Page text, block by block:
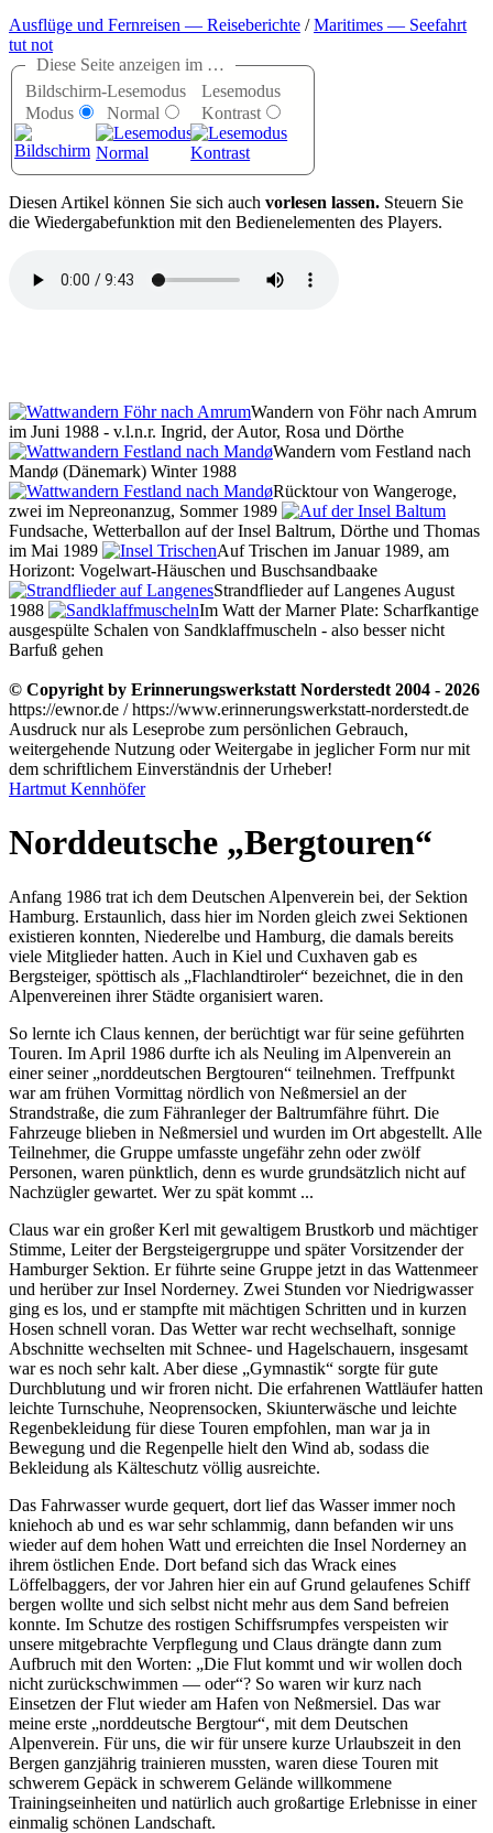
Ausflüge und Fernreisen — Reiseberichte /Maritimes — Seefahrt
tut not
Diese Seite anzeigen im …
Bildschirm-
Modus
Lesemodus
Normal
Lesemodus
Kontrast
Diesen Artikel können Sie sich auch vorlesen lassen. Steuern Sie
die Wiedergabefunktion mit den Bedienelementen des Players.
Wandern von Föhr nach Amrum
im Juni 1988 - v.l.n.r. Ingrid, der Autor, Rosa und Dörthe
Wandern vom Festland nach
Mandø (Dänemark) Winter 1988
Rücktour von Wangeroge,
zwei im Nepreonanzug, Sommer 1989
Fundsache, Wetterballon auf der Insel Baltrum, Dörthe und Thomas
im Mai 1989
Auf Trischen im Januar 1989, am
Horizont: Vogelwart-Häuschen und Buschsandbaake
Strandflieder auf Langenes August
1988
Im Watt der Marner Plate: Scharfkantige
ausgespülte Schalen von Sandklaffmuscheln - also besser nicht
Barfuß gehen
© Copyright by Erinnerungswerkstatt Norderstedt 2004 - 2026
https://ewnor.de / https://www.erinnerungswerkstatt-norderstedt.de
Ausdruck nur als Leseprobe zum persönlichen Gebrauch,
weitergehende Nutzung oder Weitergabe in jeglicher Form nur mit
dem schriftlichem Einverständnis der Urheber!
Hartmut Kennhöfer
Norddeutsche Bergtouren
Anfang 1986 trat ich dem Deutschen Alpenverein bei, der Sektion
Hamburg. Erstaunlich, dass hier im Norden gleich zwei Sektionen
existieren konnten, Niederelbe und Hamburg, die damals bereits
viele Mitglieder hatten. Auch in Kiel und Cuxhaven gab es
Bergsteiger, spöttisch als
Flachlandtiroler
bezeichnet, die in den
Alpenvereinen ihrer Städte organisiert waren.
So lernte ich Claus kennen, der berüchtigt war für seine geführten
Touren. Im April 1986 durfte ich als Neuling im Alpenverein an
einer seiner norddeutschen Bergtouren
teilnehmen. Treffpunkt
war am frühen Vormittag nördlich von Neßmersiel an der
Strandstraße, die zum Fähranleger der Baltrumfähre führt. Die
Fahrzeuge blieben in Neßmersiel und wurden im Ort abgestellt. Alle
Teilnehmer, die Gruppe umfasste ungefähr zehn oder zwölf
Personen, waren pünktlich, denn es wurde grundsätzlich nicht auf
Nachzügler gewartet. Wer zu spät kommt ...
Claus war ein großer Kerl mit gewaltigem Brustkorb und mächtiger
Stimme, Leiter der Bergsteigergruppe und später Vorsitzender der
Hamburger Sektion. Er führte seine Gruppe jetzt in das Wattenmeer
und herüber zur Insel Norderney. Zwei Stunden vor Niedrigwasser
ging es los, und er stampfte mit mächtigen Schritten und in kurzen
Hosen schnell voran. Das Wetter war recht wechselhaft, sonnige
Abschnitte wechselten mit Schnee- und Hagelschauern, insgesamt
war es noch sehr kalt. Aber diese
Gymnastik
sorgte für gute
Durchblutung und wir froren nicht. Die erfahrenen Wattläufer hatten
leichte Turnschuhe, Neoprensocken, Skiunterwäsche und leichte
Regenbekleidung für diese Touren empfohlen, man war ja in
Bewegung und die Regenpelle hielt den Wind ab, sodass die
Bekleidung als Kälteschutz völlig ausreichte.
Das Fahrwasser wurde gequert, dort lief das Wasser immer noch
kniehoch ab und es war sehr schlammig, dann befanden wir uns
wieder auf dem hohen Watt und erreichten die Insel Norderney an
ihrem östlichen Ende. Dort befand sich das Wrack eines
Löffelbaggers, der vor Jahren hier ein auf Grund gelaufenes Schiff
bergen wollte und sich selbst nicht mehr aus dem Sand befreien
konnte. Im Schutze des rostigen Schiffsrumpfes verspeisten wir
unsere mitgebrachte Verpflegung und Claus drängte dann zum
Aufbruch mit den Worten:
Die Flut kommt und wir wollen doch
nicht zurückschwimmen — oder ? So waren wir kurz nach
Einsetzen der Flut wieder am Hafen von Neßmersiel. Das war
meine erste
norddeutsche Bergtour , mit dem Deutschen
Alpenverein. Für uns, die wir für unsere kurze Urlaubszeit in den
Bergen ganzjährig trainieren mussten, waren diese Touren mit
schwerem Gepäck in schwerem Gelände willkommene
Trainingseinheiten und natürlich auch großartige Erlebnisse in einer
einmalig schönen Landschaft.